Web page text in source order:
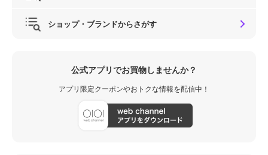
ショップ・ブランドからさがす
公式アプリでお買物しませんか？
アプリ限定クーポンやおトクな情報を配信中！